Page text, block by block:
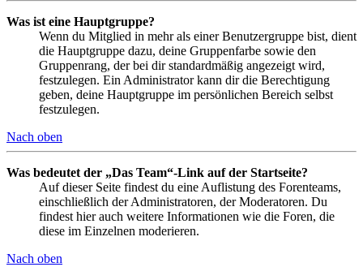
Was ist eine Hauptgruppe?
Wenn du Mitglied in mehr als einer Benutzergruppe bist, dient
die Hauptgruppe dazu, deine Gruppenfarbe sowie den
Gruppenrang, der bei dir standardmäßig angezeigt wird,
festzulegen. Ein Administrator kann dir die Berechtigung
geben, deine Hauptgruppe im persönlichen Bereich selbst
festzulegen.
Nach oben
Was bedeutet der „Das Team“-Link auf der Startseite?
Auf dieser Seite findest du eine Auflistung des Forenteams,
einschließlich der Administratoren, der Moderatoren. Du
findest hier auch weitere Informationen wie die Foren, die
diese im Einzelnen moderieren.
Nach oben